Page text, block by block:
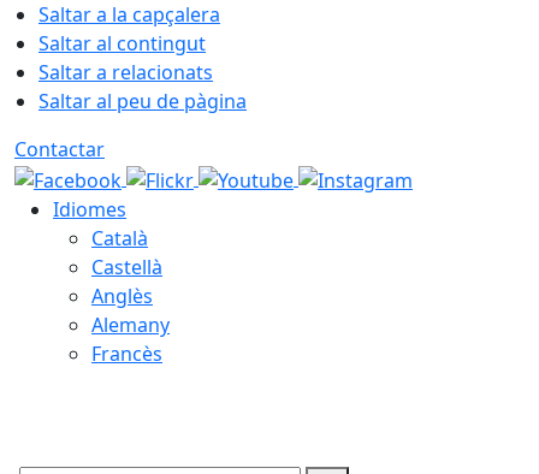
Saltar a la capçalera
Saltar al contingut
Saltar a relacionats
Saltar al peu de pàgina
Contactar
Idiomes
Català
Castellà
Anglès
Alemany
Francès